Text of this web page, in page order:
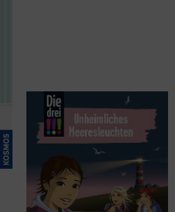
Ambach, Jule
Die drei !!!, 94, Unheimliches
Meeresleuchten
Band 94
Franckh-Kosmos, 2022